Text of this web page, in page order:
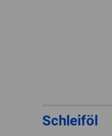
Schleiföl